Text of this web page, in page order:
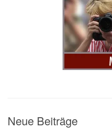
Neue Beiträge